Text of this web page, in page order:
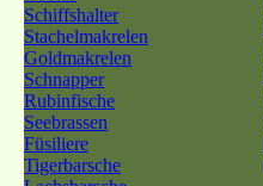
Schiffshalter
Stachelmakrelen
Goldmakrelen
Schnapper
Rubinfische
Seebrassen
Füsiliere
Tigerbarsche